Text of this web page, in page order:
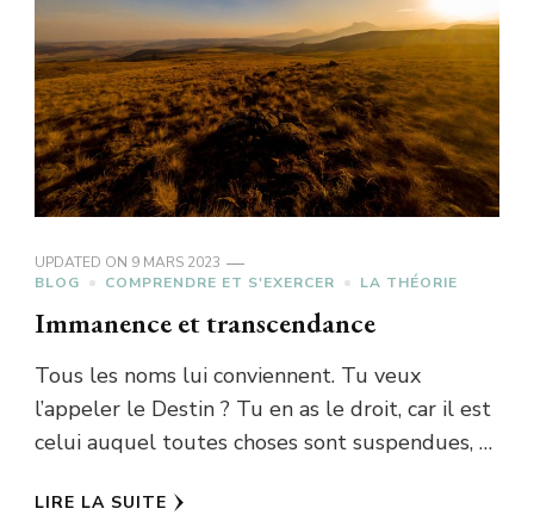
UPDATED ON 9 MARS 2023
BLOG
COMPRENDRE ET S'EXERCER LA THÉORIE
Immanence et transcendance
Tous les noms lui conviennent. Tu veux
l’appeler le Destin ? Tu en as le droit, car il est
celui auquel toutes choses sont suspendues, …
LIRE LA SUITE